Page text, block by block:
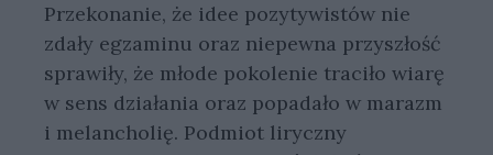
Przekonanie, że idee pozytywistów nie
zdały egzaminu oraz niepewna przyszłość
sprawiły, że młode pokolenie traciło wiarę
w sens działania oraz popadało w marazm
i melancholię. Podmiot liryczny